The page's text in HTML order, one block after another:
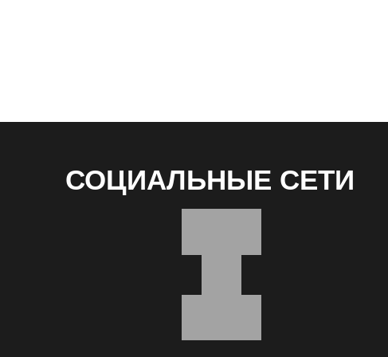
СОЦИАЛЬНЫЕ СЕТИ